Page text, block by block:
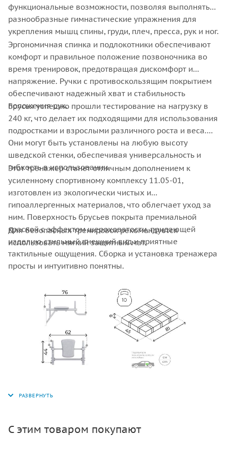
функциональные возможности, позволяя выполнять
разнообразные гимнастические упражнения для
укрепления мышц спины, груди, плеч, пресса, рук и ног.
Эргономичная спинка и подлокотники обеспечивают
комфорт и правильное положение позвоночника во
время тренировок, предотвращая дискомфорт и
напряжение. Ручки с противоскользящим покрытием
обеспечивают надежный хват и стабильность
положения рук.
Брусья успешно прошли тестирование на нагрузку в
240 кг, что делает их подходящими для использования
подростками и взрослыми различного роста и веса.
Они могут быть установлены на любую высоту
шведской стенки, обеспечивая универсальность и
гибкость в использовании.
Этот тренажер станет отличным дополнением к
усиленному спортивному комплексу 11.05-01,
изготовлен из экологически чистых и
гипоаллергенных материалов, что облегчает уход за
ним. Поверхность брусьев покрыта премиальной
краской с эффектом шероховатости, придающей
изделию стильный внешний вид и приятные
тактильные ощущения. Сборка и установка тренажера
просты и интуитивно понятны.
Для безопасных тренировок рекомендуется
использовать мягкий защитный мат.
С этим товаром покупают